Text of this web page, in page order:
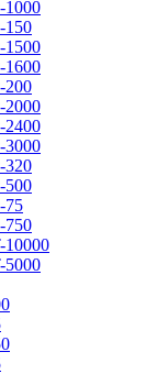
1000
150
1500
1600
200
2000
2400
3000
320
500
75
750
10000
5000